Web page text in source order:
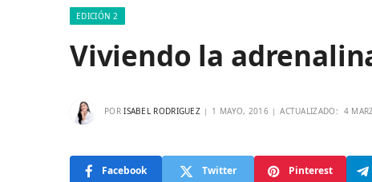
EDICIÓN 2
Viviendo la
POR ISABEL RODRIGUEZ 1 MAYO, 2016 ACTUALIZADO: 4
Facebook Twitter Pinterest